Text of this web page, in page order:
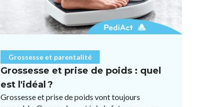
Grossesse et parentalité
Grossesse et prise de poids : quel
est l'idéal ?
Grossesse et prise de poids vont toujours